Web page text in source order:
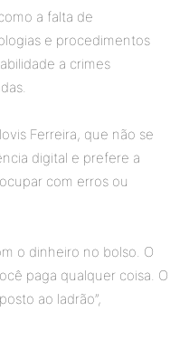
a falta de
e procedimentos
a crimes
Ferreira, que não se
digital e prefere a
com erros ou
o dinheiro no bolso. O
paga qualquer coisa. O
ao ladrão”,